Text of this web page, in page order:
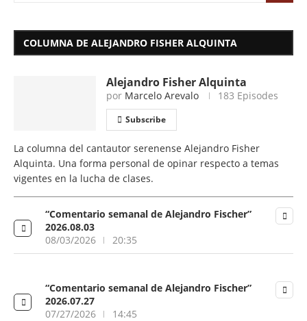
COLUMNA DE ALEJANDRO FISHER ALQUINTA
Alejandro Fisher Alquinta
por Marcelo Arevalo 183 Episodes
Subscribe
La columna del cantautor serenense Alejandro Fisher
Alquinta. Una forma personal de opinar respecto a temas
vigentes en la lucha de clases.
“Comentario semanal de Alejandro Fischer”
2026.08.03
08/03/2026
20:35
“Comentario semanal de Alejandro Fischer”
2026.07.27
07/27/2026
14:45